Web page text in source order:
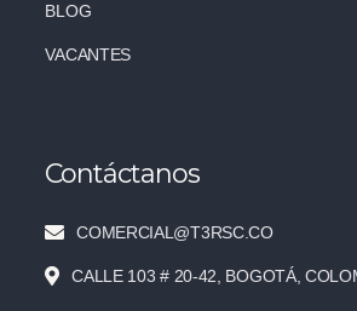
BLOG
VACANTES
Contáctanos
COMERCIAL@T3RSC.CO
CALLE 103 # 20-42, BOGOTÁ,